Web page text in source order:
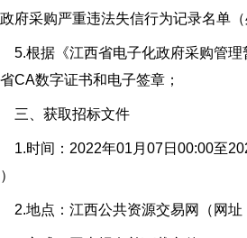
府采购严重违法失信行为记录名单
根据《江西省电子化政府采购管理
CA数字证书和电子签章；
、获取招标文件
时间：2022年01月07日00:00至
地点：江西公共资源交易网（网址